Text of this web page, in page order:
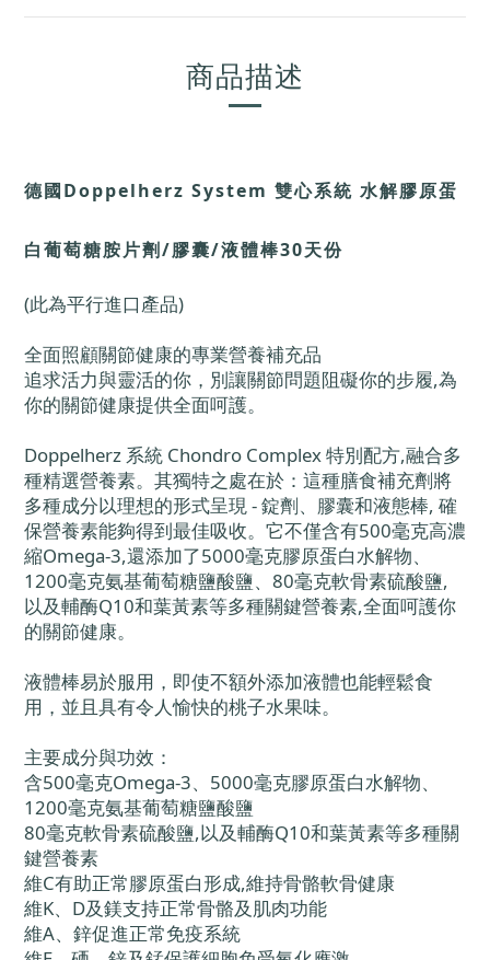
商品描述
德國Doppelherz System 雙心系統 水解膠原蛋
白葡萄糖胺片劑/膠囊/液體棒30天份
(此為平行進口產品)
全面照顧關節健康的專業營養補充品
追求活力與靈活的你，別讓關節問題阻礙你的步履,為
你的關節健康提供全面呵護。
Doppelherz 系統 Chondro Complex 特別配方,融合多
種精選營養素。其獨特之處在於：這種膳食補充劑將
多種成分以理想的形式呈現 - 錠劑、膠囊和液態棒, 確
保營養素能夠得到最佳吸收。它不僅含有500毫克高濃
縮Omega-3,還添加了5000毫克膠原蛋白水解物、
1200毫克氨基葡萄糖鹽酸鹽、80毫克軟骨素硫酸鹽,
以及輔酶Q10和葉黃素等多種關鍵營養素,全面呵護你
的關節健康。
液體棒易於服用，即使不額外添加液體也能輕鬆食
用，並且具有令人愉快的桃子水果味。
主要成分與功效：
含500毫克Omega-3、5000毫克膠原蛋白水解物、
1200毫克氨基葡萄糖鹽酸鹽
80毫克軟骨素硫酸鹽,以及輔酶Q10和葉黃素等多種關
鍵營養素
維C有助正常膠原蛋白形成,維持骨骼軟骨健康
維K、D及鎂支持正常骨骼及肌肉功能
維A、鋅促進正常免疫系統